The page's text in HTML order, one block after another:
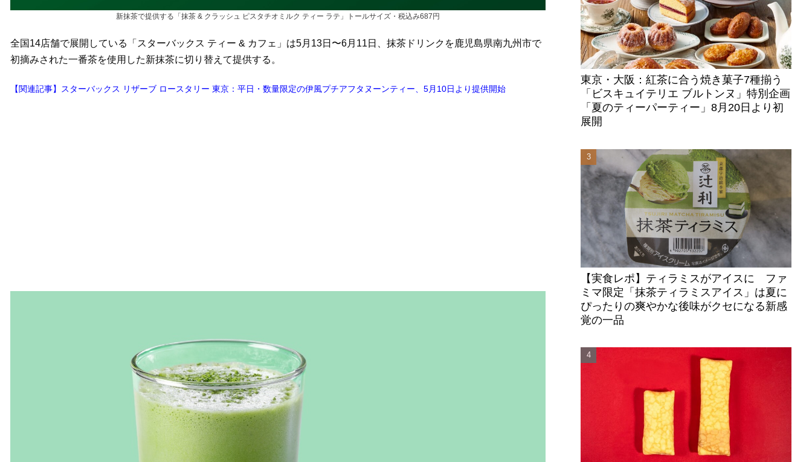
新抹茶で提供する「抹茶 & クラッシュ ピスタチオミルク ティー ラテ」トールサイズ・税込み687円
全国14店舗で展開している「スターバックス ティー & カフェ」は5月13日〜6月11日、抹茶ドリンクを鹿児島県南九州市で
初摘みされた一番茶を使用した新抹茶に切り替えて提供する。
【関連記事】スターバックス リザーブ ロースタリー 東京：平日・数量限定の伊風プチアフタヌーンティー、5月10日より提供開始
東京・大阪：紅茶に合う焼き菓子7種揃う
「ビスキュイテリエ ブルトンヌ」特別企画
「夏のティーパーティー」8月20日より初
展開
【実食レポ】ティラミスがアイスに ファ
ミマ限定「抹茶ティラミスアイス」は夏に
ぴったりの爽やかな後味がクセになる新感
覚の一品